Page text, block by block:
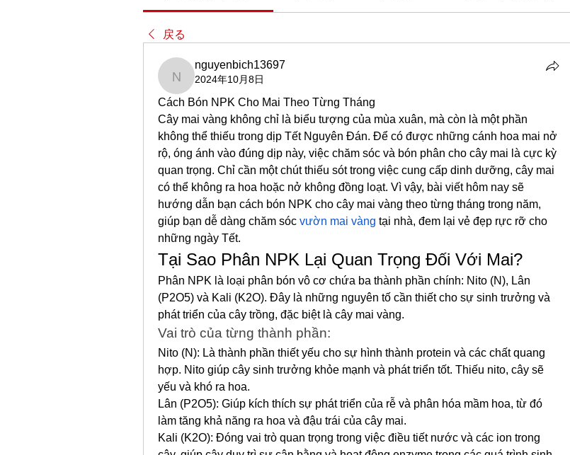
戻る
nguyenbich13697
nguyenbich13697
2024年10月8日
Cách Bón NPK Cho Mai Theo Từng Tháng
Cây mai vàng không chỉ là biểu tượng của mùa xuân, mà còn là một phần
không thể thiếu trong dịp Tết Nguyên Đán. Để có được những cánh hoa mai nở
rộ, óng ánh vào đúng dịp này, việc chăm sóc và bón phân cho cây mai là cực kỳ
quan trọng. Chỉ cần một chút thiếu sót trong việc cung cấp dinh dưỡng, cây mai
có thể không ra hoa hoặc nở không đồng loạt. Vì vậy, bài viết hôm nay sẽ
hướng dẫn bạn cách bón NPK cho cây mai vàng theo từng tháng trong năm,
giúp bạn dễ dàng chăm sóc vườn mai vàng tại nhà, đem lại vẻ đẹp rực rỡ cho
những ngày Tết.
Tại Sao Phân NPK Lại Quan Trọng Đối Với Mai?
Phân NPK là loại phân bón vô cơ chứa ba thành phần chính: Nito (N), Lân
(P2O5) và Kali (K2O). Đây là những nguyên tố cần thiết cho sự sinh trưởng và
phát triển của cây trồng, đặc biệt là cây mai vàng.
Vai trò của từng thành phần:
Nito (N): Là thành phần thiết yếu cho sự hình thành protein và các chất quang
hợp. Nito giúp cây sinh trưởng khỏe mạnh và phát triển tốt. Thiếu nito, cây sẽ
yếu và khó ra hoa.
Lân (P2O5): Giúp kích thích sự phát triển của rễ và phân hóa mầm hoa, từ đó
làm tăng khả năng ra hoa và đậu trái của cây mai.
Kali (K2O): Đóng vai trò quan trọng trong việc điều tiết nước và các ion trong